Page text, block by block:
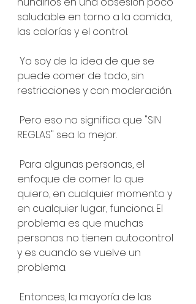
saludable en torno a la comida,
las calorías y el control.
puede comer de todo, sin
restricciones y con moderación.
REGLAS" sea lo mejor.
enfoque de comer lo que
quiero, en cualquier momento y
en cualquier lugar, funciona. El
problema es que muchas
personas no tienen autocontrol
y es cuando se vuelve un
problema.